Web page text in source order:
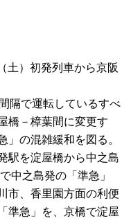
土）初発列車から京阪
隔で運転しているすべ
橋－樟葉間に変更す
」の混雑緩和を図る。
駅を淀屋橋から中之島
中之島発の「準急」
市、香里園方面の利便
準急」を、京橋で淀屋